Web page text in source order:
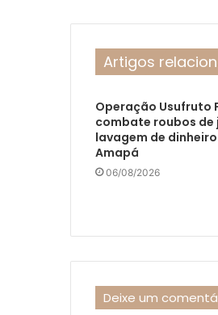
Artigos
Operação Usufruto
combate roubos de
lavagem de
Amapá
06/08/2026
Deixe um